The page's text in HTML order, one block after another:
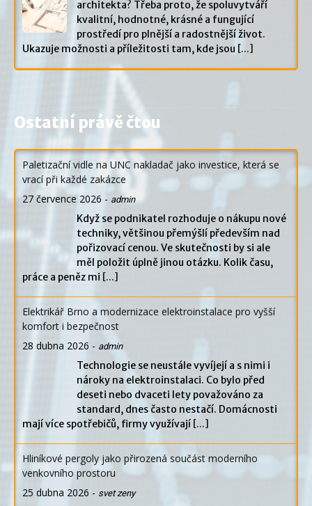
architekta? Třeba proto, že spoluvytváří
kvalitní, hodnotné, krásné a fungující
prostředí pro plnější a radostnější život.
Ukazuje možnosti a příležitosti tam, kde jsou [...]
Ostatní právě čtou
Paletizační vidle na UNC nakladač jako investice, která se
vrací při každé zakázce
27 července 2026 - admin
Když se podnikatel rozhoduje o nákupu nové
techniky, většinou přemýšlí především nad
pořizovací cenou. Ve skutečnosti by si ale
měl položit úplně jinou otázku. Kolik času,
práce a peněz mi [...]
Elektrikář Brno a modernizace elektroinstalace pro vyšší
komfort i bezpečnost
28 dubna 2026 - admin
Technologie se neustále vyvíjejí a s nimi i
nároky na elektroinstalaci. Co bylo před
deseti nebo dvaceti lety považováno za
standard, dnes často nestačí. Domácnosti
mají více spotřebičů, firmy využívají [...]
Hliníkové pergoly jako přirozená součást moderního
venkovního prostoru
25 dubna 2026 - svet zeny